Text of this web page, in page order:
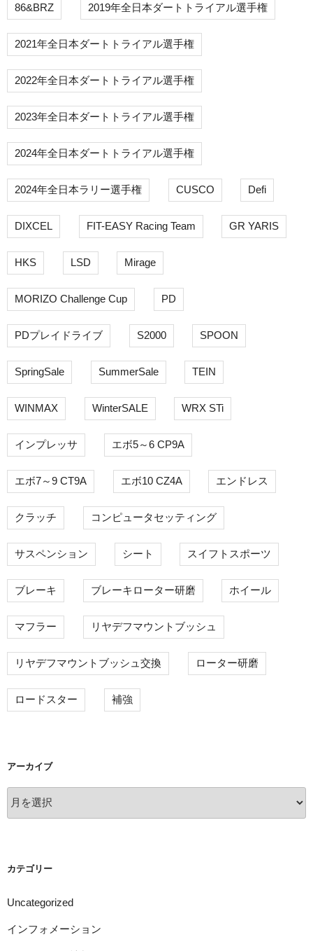
86&BRZ 2019年全日本ダートトライアル選手権
2021年全日本ダートトライアル選手権
2022年全日本ダートトライアル選手権
2023年全日本ダートトライアル選手権
2024年全日本ダートトライアル選手権
2024年全日本ラリー選手権 CUSCO Defi
DIXCEL FIT-EASY Racing Team GR YARIS
HKS LSD Mirage
MORIZO Challenge Cup PD
PDプレイドライブ S2000 SPOON
SpringSale SummerSale TEIN
WINMAX WinterSALE WRX STi
インプレッサ エボ5～6 CP9A
エボ7～9 CT9A エボ10 CZ4A エンドレス
クラッチ コンピュータセッティング
サスペンション シート スイフトスポーツ
ブレーキ ブレーキローター研磨 ホイール
マフラー リヤデフマウントブッシュ
リヤデフマウントブッシュ交換 ローター研磨
ロードスター 補強
アーカイブ
ー
カテゴリー
Uncategorized
インフォメーション